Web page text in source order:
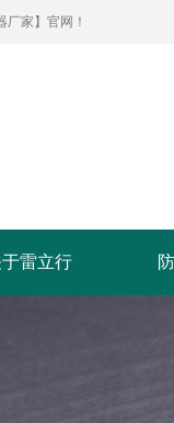
厂家】官网！
于雷立行